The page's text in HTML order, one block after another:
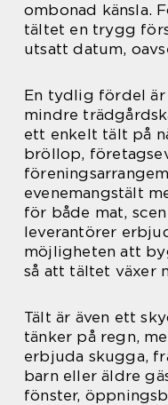
ombonad känsla.
tältet en trygg
utsatt datum,
En tydlig fördel
mindre
ett enkelt tält på
bröllop,
evenemangstält
för både mat,
leverantörer
möjligheten att
så att tältet växer
Tält är även ett
tänker på regn,
erbjuda skugga,
barn eller äldre
fönster,